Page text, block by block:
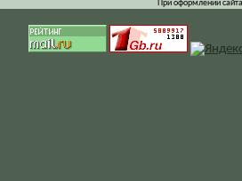
При оформлении